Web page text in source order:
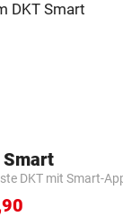
Smart
DKT mit Smart-